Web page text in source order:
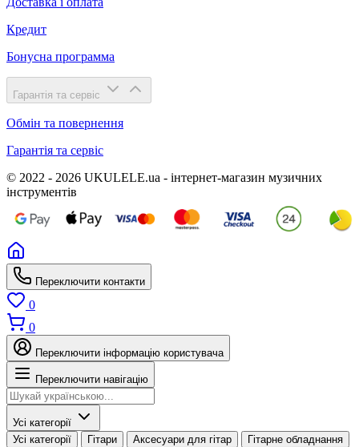
Кредит
Бонусна программа
Гарантія та сервіс
Обмін та повернення
Гарантія та сервіс
© 2022 - 2026 UKULELE.ua - інтернет-магазин музичних
інструментів
Переключити контакти
0
0
Переключити інформацію користувача
Переключити навігацію
Усі категорії
Усі категорії
Гітари Аксесуари для гітар
Гітарне обладнання